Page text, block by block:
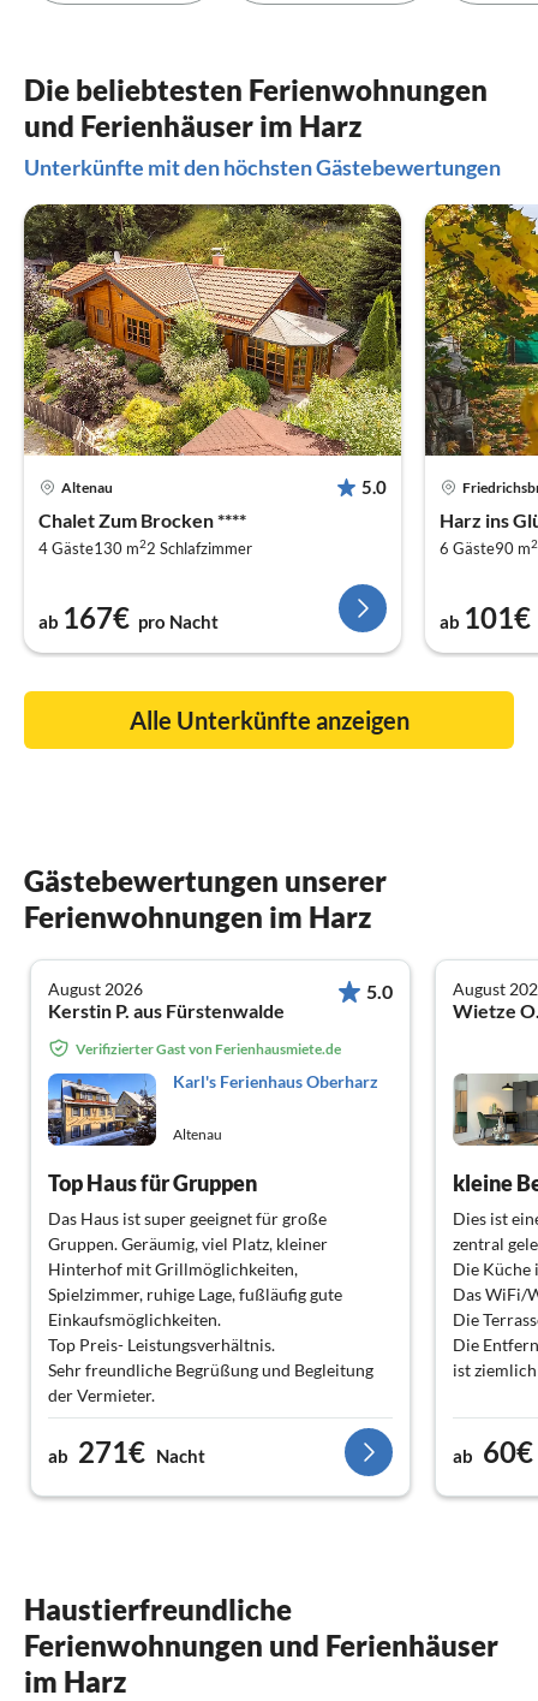
Die beliebtesten Ferienwohnungen
und Ferienhäuser im Harz
Unterkünfte mit den höchsten Gästebewertungen
Altenau 5.0
Chalet Zum Brocken ****
4 Gäste130 m22 Schlafzimmer
ab 167€ pro Nacht
Harz ins
6 Gäste90 m2
ab 101€
Alle Unterkünfte anzeigen
Gästebewertungen unserer
Ferienwohnungen im Harz
August 2026
Kerstin P. aus Fürstenwalde
5.0
Verifizierter Gast von Ferienhausmiete.de
Karl's Ferienhaus Oberharz
Altenau
Top Haus für Gruppen
Das Haus ist super geeignet für große
Gruppen. Geräumig, viel Platz, kleiner
Hinterhof mit Grillmöglichkeiten,
Spielzimmer, ruhige Lage, fußläufig gute
Einkaufsmöglichkeiten.
Top Preis- Leistungsverhältnis.
Sehr freundliche Begrüßung und Begleitung
der Vermieter.
Wir empfehlen definitiv das Haus weiter und
kommen bestimmt auch wieder.
ab 271€ Nacht
August
Wietze
kleine
Dies ist
zentral
Die Küche
Das WiFi/
Die
Die
ist
ab 60€
Haustierfreundliche
Ferienwohnungen und Ferienhäuser
im Harz